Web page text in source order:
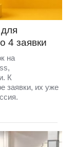
4 заявки
на
К
заявки, их уже